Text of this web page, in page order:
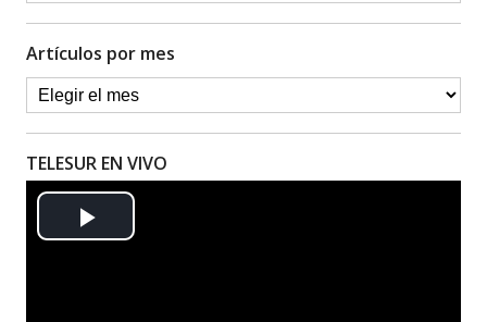
Artículos por mes
TELESUR EN VIVO